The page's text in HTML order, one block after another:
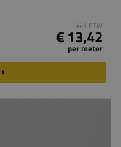
incl. BTW
€ 13,42
per meter